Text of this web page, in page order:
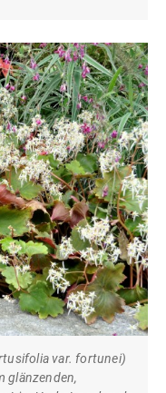
var. fortunei)
glänzenden,